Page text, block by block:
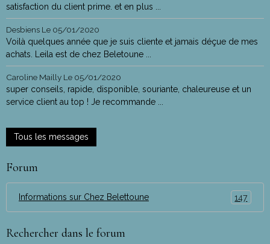
satisfaction du client prime. et en plus ...
Desbiens Le 05/01/2020
Voilà quelques année que je suis cliente et jamais déçue de mes
achats. Leila est de chez Beletoune ...
Caroline Mailly Le 05/01/2020
super conseils, rapide, disponible, souriante, chaleureuse et un
service client au top ! Je recommande ...
Tous les messages
Forum
Informations sur Chez Belettoune 147
Rechercher dans le forum